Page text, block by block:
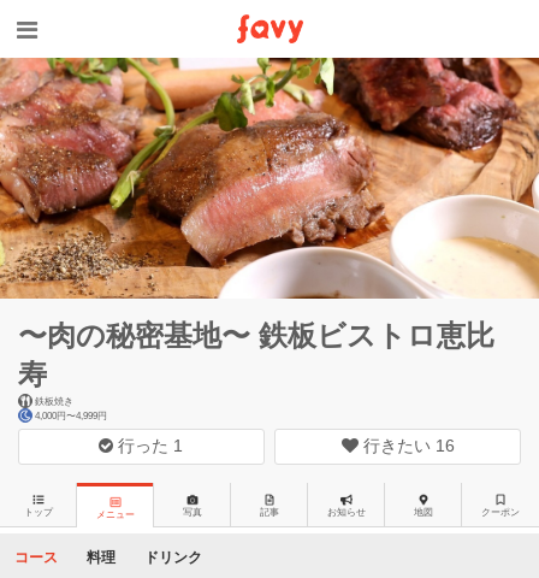
〜肉の秘密基地〜 鉄板ビストロ恵比
寿
鉄板焼き
4,000円〜4,999円
行った 1 行きたい 16
トップ メニュー 写真 記事 お知らせ 地図 クーポン
コース 料理 ドリンク